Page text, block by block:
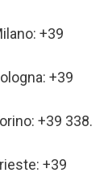
+39
+39
+39 338.
+39